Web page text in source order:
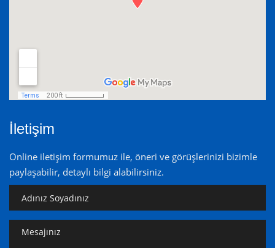
İletişim
Online iletişim formumuz ile, öneri ve görüşlerinizi bizimle
paylaşabilir, detaylı bilgi alabilirsiniz.